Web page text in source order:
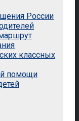
России
классных
помощи